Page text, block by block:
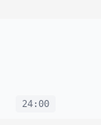
24:00